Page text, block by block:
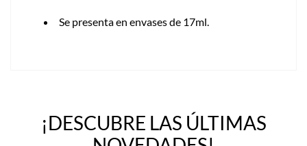
Se presenta en envases de 17ml.
¡DESCUBRE LAS ÚLTIMAS